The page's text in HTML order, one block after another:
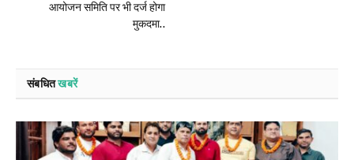
आयोजन समिति पर भी दर्ज होगा
मुकदमा..
संबधितखबरें